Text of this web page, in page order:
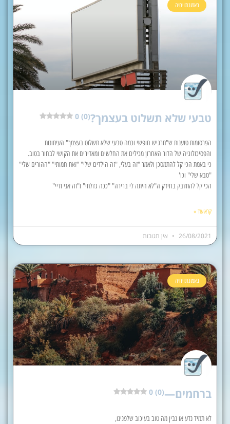
באמונתו יחיה
טבעי שלא תשלוט בעצמך?0 (0)
הפרסומות טוענות ש"תרגיש חופשי וכמה טבעי שלא תשלוט בעצמך" העיתונות
והפסיכולוגיה של הדור האחרון מכילים את החלשים ומאדירים את הקושי לבחור בטוב.
כי באמת הכי קל להתמסכן ולאמר "זה בעלי, "זה הילדים שלי" "זאת חמותי" "ההורים שלי"
"סבא שלי" וכו'
הכי קל להתדבק בחידק ה"לא היתה לי ברירה" "ככה גדלתי" ו"זה אני ודיי"
קרא עוד »
26/08/2021 אין תגובות
באמונתו יחיה
ברחמים—0 (0)
לא תמיד נדע או נבין מה טוב בעיכוב שלפנינו,